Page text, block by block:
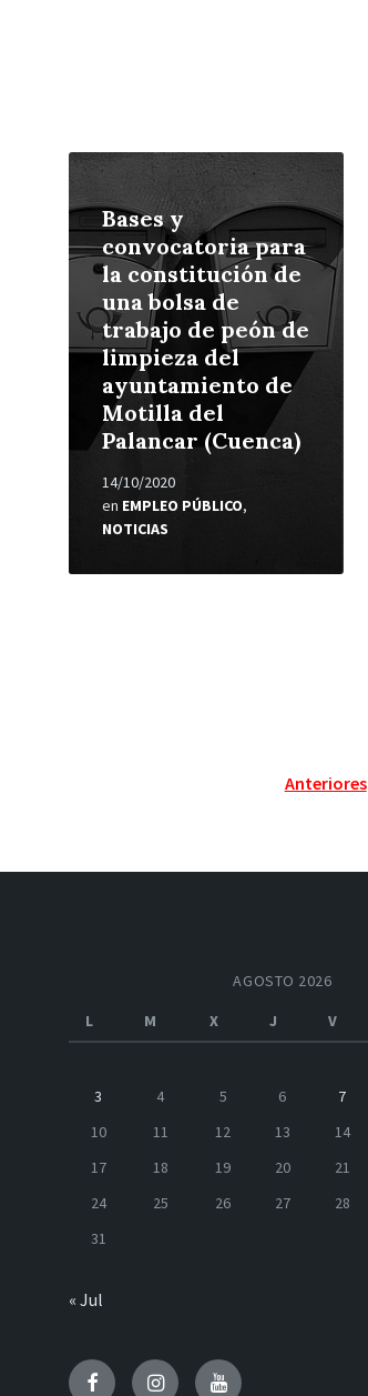
Bases y
convocatoria para
la constitución de
una bolsa de
trabajo de peón de
limpieza del
ayuntamiento de
Motilla del
Palancar (Cuenca)
14/10/2020
en EMPLEO PÚBLICO,
NOTICIAS
Leer
entradas
Anteriores
AGOSTO 2026
L
M X J V
3
4 5 6 7
10
11 12 13 14
17
18 19 20 21
24
25 26 27 28
31
« Jul
FacebookInstagramYoutube